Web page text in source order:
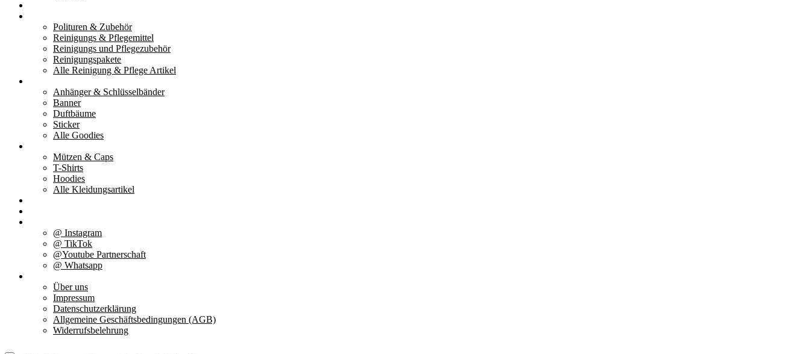
Polituren & Zubehör
Reinigungs & Pflegemittel
Reinigungs und Pflegezubehör
Reinigungspakete
Alle Reinigung & Pflege Artikel
Anhänger & Schlüsselbänder
Banner
Duftbäume
Sticker
Alle Goodies
Mützen & Caps
T-Shirts
Hoodies
Alle Kleidungsartikel
@ Instagram
@ TikTok
@Youtube Partnerschaft
@ Whatsapp
Über uns
Impressum
Datenschutzerklärung
Allgemeine Geschäftsbedingungen (AGB)
Widerrufsbelehrung